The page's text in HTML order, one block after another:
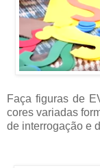
Faça figuras de
cores variadas
de interrogação e